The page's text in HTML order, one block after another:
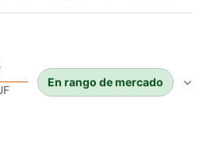
En rango de mercado